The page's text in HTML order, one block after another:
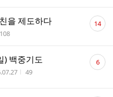
을 제도하다
조회수
108
댓
글14
) 백중기도
시간 조회수
49
댓
글 6